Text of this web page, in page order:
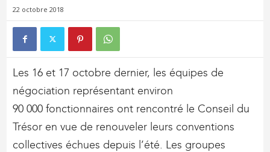
22 octobre 2018
Les 16 et 17 octobre dernier, les équipes de
négociation représentant environ
90 000 fonctionnaires ont rencontré le Conseil du
Trésor en vue de renouveler leurs conventions
collectives échues depuis l’été. Les groupes